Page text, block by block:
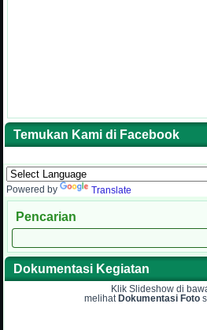
Temukan Kami di Facebook
Powered by Translate
Pencarian
Dokumentasi Kegiatan
Klik Slideshow di
melihat Dokumentasi Foto